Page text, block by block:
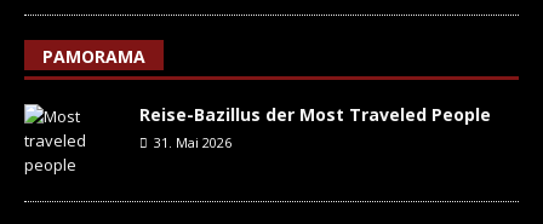
PAMORAMA
Reise-Bazillus der Most Traveled People
31. Mai 2026